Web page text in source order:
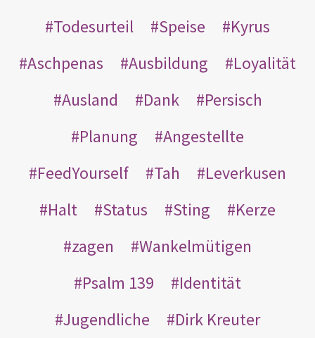
Todesurteil
Speise
Kyrus
Aschpenas
Ausbildung
Loyalität
Ausland
Dank
Persisch
Planung
Angestellte
FeedYourself
Tah
Leverkusen
Halt
Status Sting
Kerze
zagen
Wankelmütigen
Psalm 139
Identität
Jugendliche
Dirk Kreuter